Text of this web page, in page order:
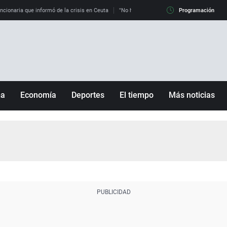
que informó de la crisis en Ceuta "No hay mafias, que no nos engañen":
Programación
Economía Deportes El tiempo Más noticias